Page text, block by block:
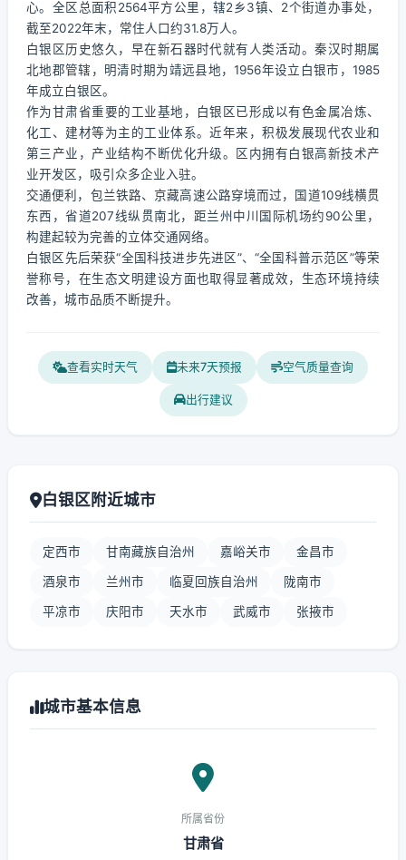
心。全区总面积2564平方公里，辖2乡3镇、2个街道办事处，
截至2022年末，常住人口约31.8万人。
白银区历史悠久，早在新石器时代就有人类活动。秦汉时期属
北地郡管辖，明清时期为靖远县地，1956年设立白银市，1985
年成立白银区。
作为甘肃省重要的工业基地，白银区已形成以有色金属冶炼、
化工、建材等为主的工业体系。近年来，积极发展现代农业和
第三产业，产业结构不断优化升级。区内拥有白银高新技术产
业开发区，吸引众多企业入驻。
交通便利，包兰铁路、京藏高速公路穿境而过，国道109线横贯
东西，省道207线纵贯南北，距兰州中川国际机场约90公里，
构建起较为完善的立体交通网络。
白银区先后荣获“全国科技进步先进区”、“全国科普示范区”等荣
誉称号，在生态文明建设方面也取得显著成效，生态环境持续
改善，城市品质不断提升。
查看实时天气 未来7天预报 空气质量查询
出行建议
白银区附近城市
定西市 甘南藏族自治州 嘉峪关市 金昌市
酒泉市 兰州市 临夏回族自治州 陇南市
平凉市 庆阳市 天水市 武威市 张掖市
城市基本信息
所属省份
甘肃省